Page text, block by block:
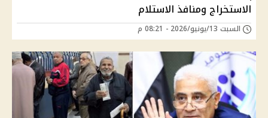
الاستخراج ومنافذ الاستلام
السبت 13/يونيو/2026 - 08:21 م